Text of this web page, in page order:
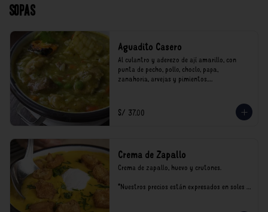
Sopas
Aguadito Casero
Al culantro y aderezo de ají amarillo, con
punta de pecho, pollo, choclo, papa,
zanahoria, arvejas y pimientos.
incluyen impuestos de ley y recargo al
consumo.
S/ 37.00
Crema de Zapallo
Crema de zapallo, huevo y crutones.
*Nuestros precios están expresados en soles e